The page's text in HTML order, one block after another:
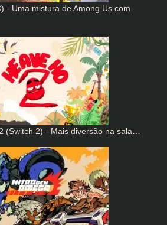
- Uma mistura de Among Us com
(Switch 2) - Mais diversão na sala…